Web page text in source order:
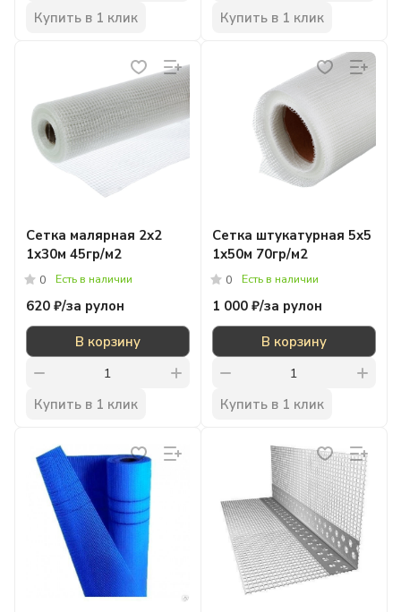
Купить в 1 клик Купить в 1 клик
Сетка малярная 2х2
1х30м 45гр/м2
0 Есть в наличии
620 ₽/за рулон
В корзину
Купить в 1 клик
Сетка штукатурная 5х5
1х50м 70гр/м2
0 Есть в наличии
1 000 ₽/за рулон
В корзину
Купить в 1 клик